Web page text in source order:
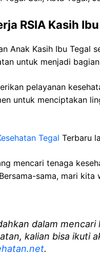
RSIA Kasih
Anak Kasih Ibu Tegal
untuk menjadi
pelayanan
untuk menciptakan
Tegal Terbaru
mencari tenaga
sama, mari
dalam
kalian bisa ikuti
.